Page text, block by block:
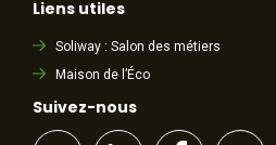
Liens utiles
Soliway : Salon des métiers
Maison de l’Éco
Suivez-nous